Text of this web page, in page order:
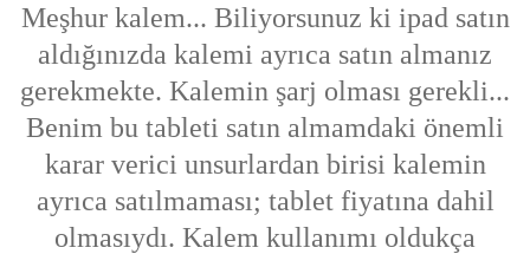
Meşhur kalem... Biliyorsunuz ki ipad satın
aldığınızda kalemi ayrıca satın almanız
gerekmekte. Kalemin şarj olması gerekli...
Benim bu tableti satın almamdaki önemli
karar verici unsurlardan birisi kalemin
ayrıca satılmaması; tablet fiyatına dahil
olmasıydı. Kalem kullanımı oldukça